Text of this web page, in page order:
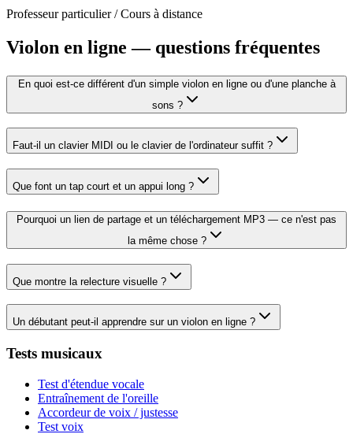
Professeur particulier/Cours à distance
Violon en ligne — questions fréquentes
En quoi est-ce différent d'un simple violon en ligne ou d'une planche à
sons ?
Faut-il un clavier MIDI ou le clavier de l'ordinateur suffit ?
Que font un tap court et un appui long ?
Pourquoi un lien de partage et un téléchargement MP3 — ce n'est pas
la même chose ?
Que montre la relecture visuelle ?
Un débutant peut-il apprendre sur un violon en ligne ?
Tests musicaux
Test d'étendue vocale
Entraînement de l'oreille
Accordeur de voix / justesse
Test voix